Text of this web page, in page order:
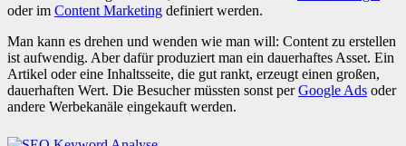
oder im Content Marketing definiert werden.
Man kann es drehen und wenden wie man will: Content zu erstellen
ist aufwendig. Aber dafür produziert man ein dauerhaftes Asset. Ein
Artikel oder eine Inhaltsseite, die gut rankt, erzeugt einen großen,
dauerhaften Wert. Die Besucher müssten sonst perGoogle Ads oder
andere Werbekanäle eingekauft werden.